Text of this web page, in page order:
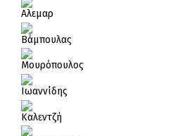
Αλεμαρ
Βάμπουλας
Μουρόπουλος
Ιωαννίδης
Καλεντζή